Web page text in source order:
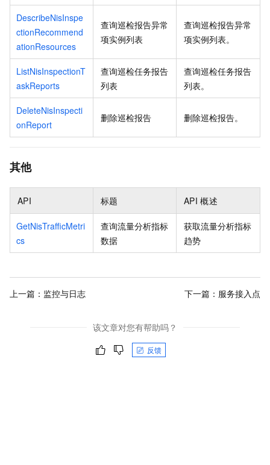
DescribeNisInspe
ctionRecommend
ationResources
查询巡检报告异常
项实例列表
查询巡检报告异常
项实例列表。
ListNisInspectionT
askReports
查询巡检任务报告
列表
查询巡检任务报告
列表。
DeleteNisInspecti
onReport
删除巡检报告 删除巡检报告。
其他
API 标题 API 概述
GetNisTrafficMetri
cs
查询流量分析指标
数据
获取流量分析指标
趋势
上一篇： 监控与日志 下一篇： 服务接入点
该文章对您有帮助吗？
反馈